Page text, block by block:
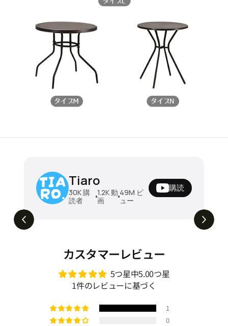
Tiaro
30K購
読者
1.2K動
画
49M ビ
ュー
購読
ソファ モジュール式ソファ ソファベッド
ダブル 圧縮ソファ 折りたたみソファベッ
ド 来客対応 リビング 洗えるカバー 北欧風
おしゃれ 省スペース 組み替え自由 快適リ
¥143780 - ¥211680
組み替え自由。開けた瞬間ワクワクするモジ
カスタマーレビュー
5つ星中5.00つ星
1件のレビューに基づく
1
0